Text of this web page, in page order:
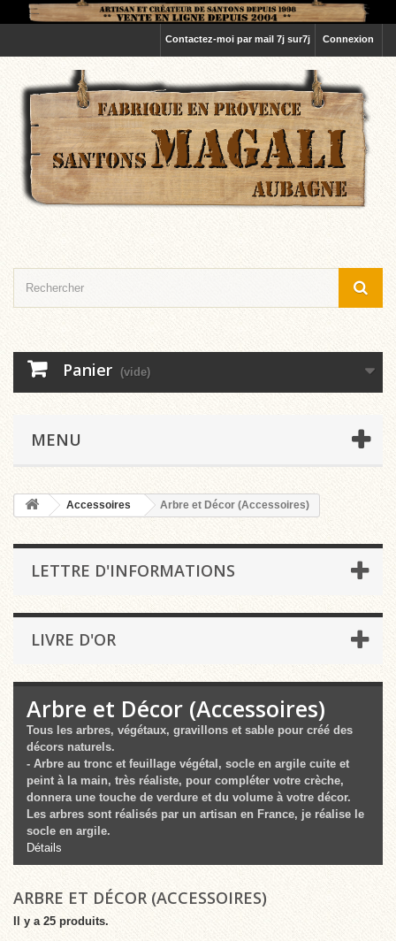
Connexion
Contactez-moi par mail 7j sur7j
Panier (vide)
MENU
Accessoires Arbre et Décor (Accessoires)
LETTRE D'INFORMATIONS
LIVRE D'OR
Arbre et Décor (Accessoires)
Tous les arbres, végétaux, gravillons et sable pour créé des
décors naturels.
- Arbre au tronc et feuillage végétal, socle en argile cuite et
peint à la main, très réaliste, pour compléter votre crèche,
donnera une touche de verdure et du volume à votre décor.
Les arbres sont réalisés par un artisan en France, je réalise le
socle en argile.
Détails
ARBRE ET DÉCOR (ACCESSOIRES)
Il y a 25 produits.